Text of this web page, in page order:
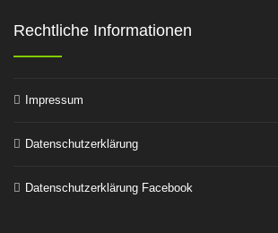
Rechtliche Informationen
Impressum
Datenschutzerklärung
Datenschutzerklärung Facebook